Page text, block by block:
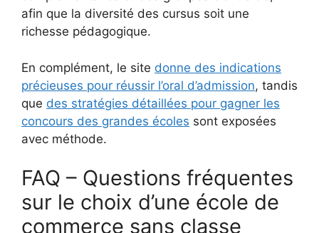
afin que la diversité des cursus soit une
richesse pédagogique.
En complément, le site donne des indications
précieuses pour réussir l’oral d’admission, tandis
que des stratégies détaillées pour gagner les
concours des grandes écoles sont exposées
avec méthode.
FAQ – Questions fréquentes
sur le choix d’une école de
commerce sans classe